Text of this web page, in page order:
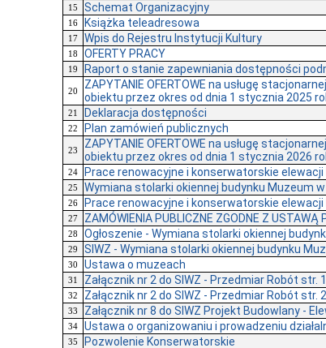
15
Schemat Organizacyjny
16
Książka teleadresowa
17
Wpis do Rejestru Instytucji Kultury
18
OFERTY PRACY
19
Raport o stanie zapewniania dostępności
20
ZAPYTANIE OFERTOWE na usługę
obiektu przez okres od dnia 1 stycznia 2025
21 Deklaracja dostępności
22
Plan zamówień publicznych
23
ZAPYTANIE OFERTOWE na usługę
obiektu przez okres od dnia 1 stycznia 2026
24 Prace renowacyjne i konserwatorskie
25
Wymiana stolarki okiennej budynku Muzeum w
26
Prace renowacyjne i konserwatorskie
27
ZAMÓWIENIA PUBLICZNE ZGODNE Z USTAWĄ
28
Ogłoszenie - Wymiana stolarki okiennej
29
SIWZ - Wymiana stolarki okiennej budynku
30
Ustawa o muzeach
31
Załącznik nr 2 do SIWZ - Przedmiar Robót str. 1
32
Załącznik nr 2 do SIWZ - Przedmiar Robót str. 2
33
Załącznik nr 8 do SIWZ Projekt Budowlany -
34
Ustawa o organizowaniu i prowadzeniu
35
Pozwolenie Konserwatorskie